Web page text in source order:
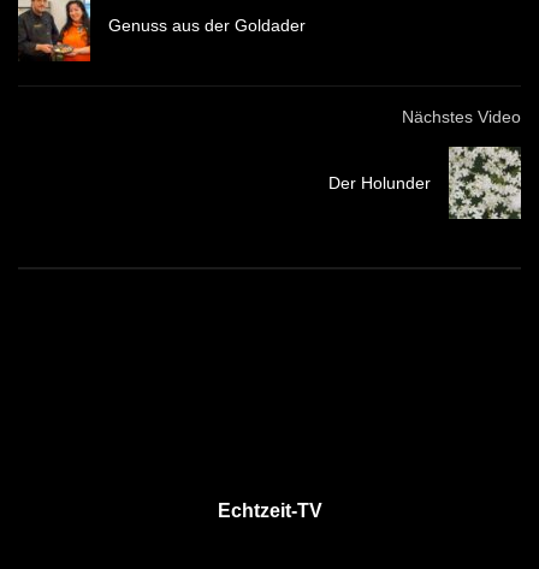
Genuss aus der Goldader
Nächstes Video
Der Holunder
Echtzeit-TV